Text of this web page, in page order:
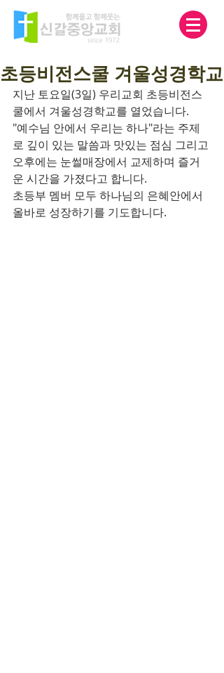
초등비전스쿨 겨울성경학교
지난 토요일(3일) 우리교회 초등비전스
쿨에서 겨울성경학교를 열었습니다.
"예수님 안에서 우리는 하나"라는 주제
로 깊이 있는 말씀과 맛있는 점심 그리고
오후에는 눈썰매장에서 교제하며 즐거
운 시간을 가졌다고 합니다.
초등부 멤버 모두 하나님의 은혜안에서
올바로 성장하기를 기도합니다.